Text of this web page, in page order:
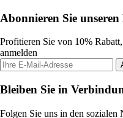
Abonnieren Sie unseren
Profitieren Sie von 10%
anmelden
Bleiben Sie in
Folgen Sie uns in den sozialen